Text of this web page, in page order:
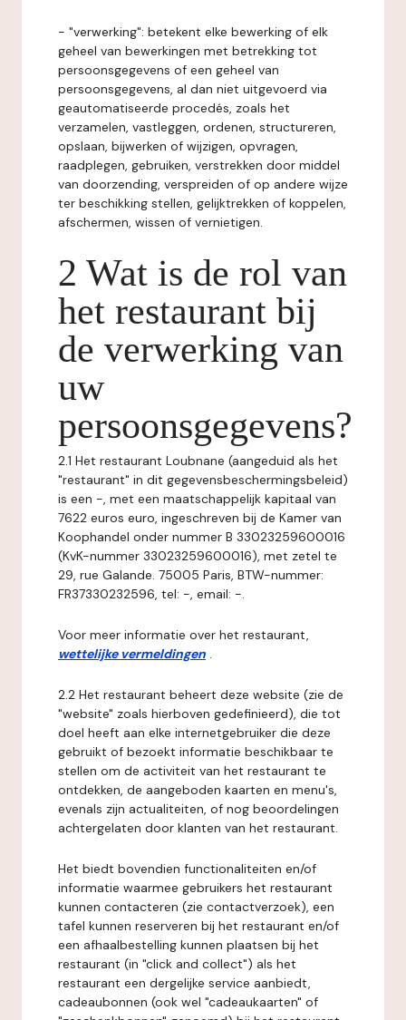
- "verwerking": betekent elke bewerking of elk
geheel van bewerkingen met betrekking tot
persoonsgegevens of een geheel van
persoonsgegevens, al dan niet uitgevoerd via
geautomatiseerde procedés, zoals het
verzamelen, vastleggen, ordenen, structureren,
opslaan, bijwerken of wijzigen, opvragen,
raadplegen, gebruiken, verstrekken door middel
van doorzending, verspreiden of op andere wijze
ter beschikking stellen, gelijktrekken of koppelen,
afschermen, wissen of vernietigen.
2 Wat is de rol van
het restaurant bij
de verwerking van
uw
persoonsgegevens?
2.1 Het restaurant Loubnane (aangeduid als het
"restaurant" in dit gegevensbeschermingsbeleid)
is een -, met een maatschappelijk kapitaal van
7622 euros euro, ingeschreven bij de Kamer van
Koophandel onder nummer B 33023259600016
(KvK-nummer 33023259600016), met zetel te
29, rue Galande. 75005 Paris, BTW-nummer:
FR37330232596, tel: -, email: -.
Voor meer informatie over het restaurant,
wettelijke vermeldingen .
2.2 Het restaurant beheert deze website (zie de
"website" zoals hierboven gedefinieerd), die tot
doel heeft aan elke internetgebruiker die deze
gebruikt of bezoekt informatie beschikbaar te
stellen om de activiteit van het restaurant te
ontdekken, de aangeboden kaarten en menu's,
evenals zijn actualiteiten, of nog beoordelingen
achtergelaten door klanten van het restaurant.
Het biedt bovendien functionaliteiten en/of
informatie waarmee gebruikers het restaurant
kunnen contacteren (zie contactverzoek), een
tafel kunnen reserveren bij het restaurant en/of
een afhaalbestelling kunnen plaatsen bij het
restaurant (in "click and collect") als het
restaurant een dergelijke service aanbiedt,
cadeaubonnen (ook wel "cadeaukaarten" of